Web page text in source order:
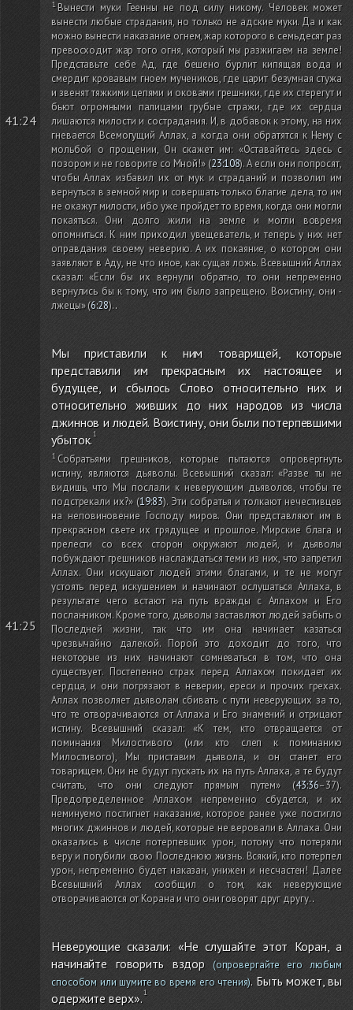
41:24
Вынести муки Геенны не под силу никому. Человек может
вынести любые страдания, но только не адские муки. Да и как
можно вынести наказание огнем, жар которого в семьдесят раз
превосходит жар того огня, который мы разжигаем на земле!
Представьте себе Ад, где бешено бурлит кипящая вода и
смердит кровавым гноем мучеников, где царит безумная стужа
и звенят тяжкими цепями и оковами грешники, где их стерегут и
бьют огромными палицами грубые стражи, где их сердца
лишаются милости и сострадания. И, в добавок к этому, на них
гневается Всемогущий Аллах, а когда они обратятся к Нему с
мольбой о прощении, Он скажет им: «Оставайтесь здесь с
позором и не говорите со Мной!»(23:108). А если они попросят,
чтобы Аллах избавил их от мук и страданий и позволил им
вернуться в земной мир и совершать только благие дела, то им
не окажут милости, ибо уже пройдет то время, когда они могли
покаяться. Они долго жили на земле и могли вовремя
опомниться. К ним приходил увещеватель, и теперь у них нет
оправдания своему неверию. А их покаяние, о котором они
заявляют в Аду, не что иное, как сущая ложь. Всевышний Аллах
сказал: «Если бы их вернули обратно, то они непременно
вернулись бы к тому, что им было запрещено. Воистину, они -
лжецы»(6:28)..
41:25
Мы приставили к ним товарищей, которые
представили им прекрасным их настоящее и
будущее, и сбылось Слово относительно них и
относительно живших до них народов из числа
джиннов и людей. Воистину, они были потерпевшими
убыток.
Собратьями грешников, которые пытаются опровергнуть
истину, являются дьяволы. Всевышний сказал: «Разве ты не
видишь, что Мы послали к неверующим дьяволов, чтобы те
подстрекали их?»(19:83). Эти собратья и толкают нечестивцев
на неповиновение Господу миров. Они представляют им в
прекрасном свете их грядущее и прошлое. Мирские блага и
прелести со всех сторон окружают людей, и дьяволы
побуждают грешников наслаждаться теми из них, что запретил
Аллах. Они искушают людей этими благами, и те не могут
устоять перед искушением и начинают ослушаться Аллаха, в
результате чего встают на путь вражды с Аллахом и Его
посланником. Кроме того, дьяволы заставляют людей забыть о
Последней жизни, так что им она начинает казаться
чрезвычайно далекой. Порой это доходит до того, что
некоторые из них начинают сомневаться в том, что она
существует. Постепенно страх перед Аллахом покидает их
сердца, и они погрязают в неверии, ереси и прочих грехах.
Аллах позволяет дьяволам сбивать с пути неверующих за то,
что те отворачиваются от Аллаха и Его знамений и отрицают
истину. Всевышний сказал: «К тем, кто отвращается от
поминания Милостивого (или кто слеп к поминанию
Милостивого), Мы приставим дьявола, и он станет его
товарищем. Они не будут пускать их на путь Аллаха, а те будут
считать, что они следуют прямым путем»(43:36–37).
Предопределенное Аллахом непременно сбудется, и их
неминуемо постигнет наказание, которое ранее уже постигло
многих джиннов и людей, которые не веровали в Аллаха. Они
оказались в числе потерпевших урон, потому что потеряли
веру и погубили свою Последнюю жизнь. Всякий, кто потерпел
урон, непременно будет наказан, унижен и несчастен! Далее
Всевышний Аллах сообщил о том, как неверующие
отворачиваются от Корана и что они говорят друг другу..
Неверующие сказали: «Не слушайте этот Коран, а
начинайте говорить вздор (опровергайте его любым
способом или шумите во время его чтения). Быть может, вы
одержите верх».